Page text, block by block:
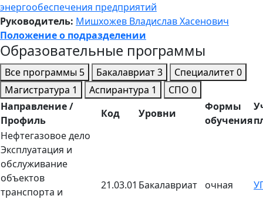
энергообеспечения предприятий
Руководитель: Мишхожев Владислав Хасенович
Положение о подразделении
Образовательные программы
Все программы 5 Бакалавриат3 Специалитет0
Магистратура 1 Аспирантура 1 СПО 0
Направление /
Профиль
Код Уровни
Формы
обучения
Нефтегазовое дело
Эксплуатация и
обслуживание
объектов
транспорта и
21.03.01 Бакалавриат очная